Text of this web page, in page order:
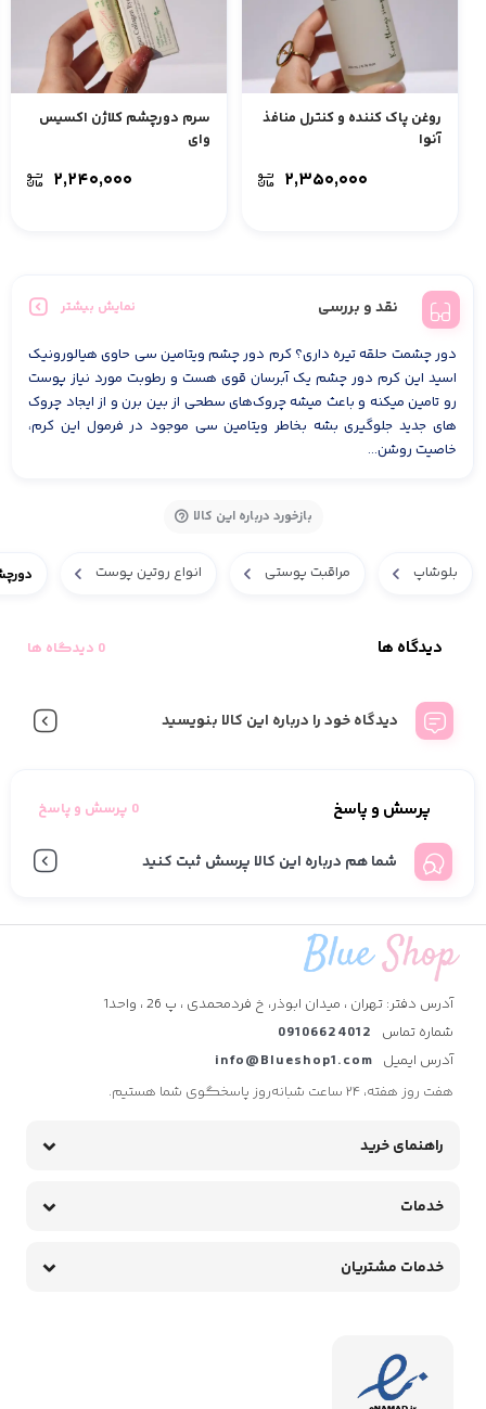
روغن پاک کننده و کنترل منافذ
آنوا
۲,۳۵۰,۰۰۰
سرم دورچشم کلاژن اکسیس
وای
۲,۲۴۰,۰۰۰
نقد و بررسی نمایش بیشتر
دور چشمت حلقه تیره داری؟ کرم دور چشم ویتامین سی حاوی هیالورونیک
اسید این کرم دور چشم یک آبرسان قوی هست و رطوبت مورد نیاز پوست
رو تامین میکنه و باعث میشه چروک‌های سطحی از بین برن و از ایجاد چروک
های جدید جلوگیری بشه بخاطر ویتامین سی موجود در فرمول این کرم،
خاصیت روشن...
بازخورد درباره این کالا
بلوشاپ مراقبت پوستی انواع روتین پوست
دیدگاه ها 0 دیدگاه ها
دیدگاه خود را درباره این کالا بنویسید
پرسش و پاسخ 0 پرسش و پاسخ
شما هم درباره این کالا پرسش ثبت کنید
آدرس دفتر: تهران ، میدان ابوذر، خ فردمحمدی ، پ 26 ، واحد1
شماره تماس 09106624012
آدرس ایمیل info@Blueshop1.com
هفت روز هفته، ۲۴ ساعت شبانه‌روز پاسخگوی شما هستیم.
راهنمای خرید
خدمات
خدمات مشتریان